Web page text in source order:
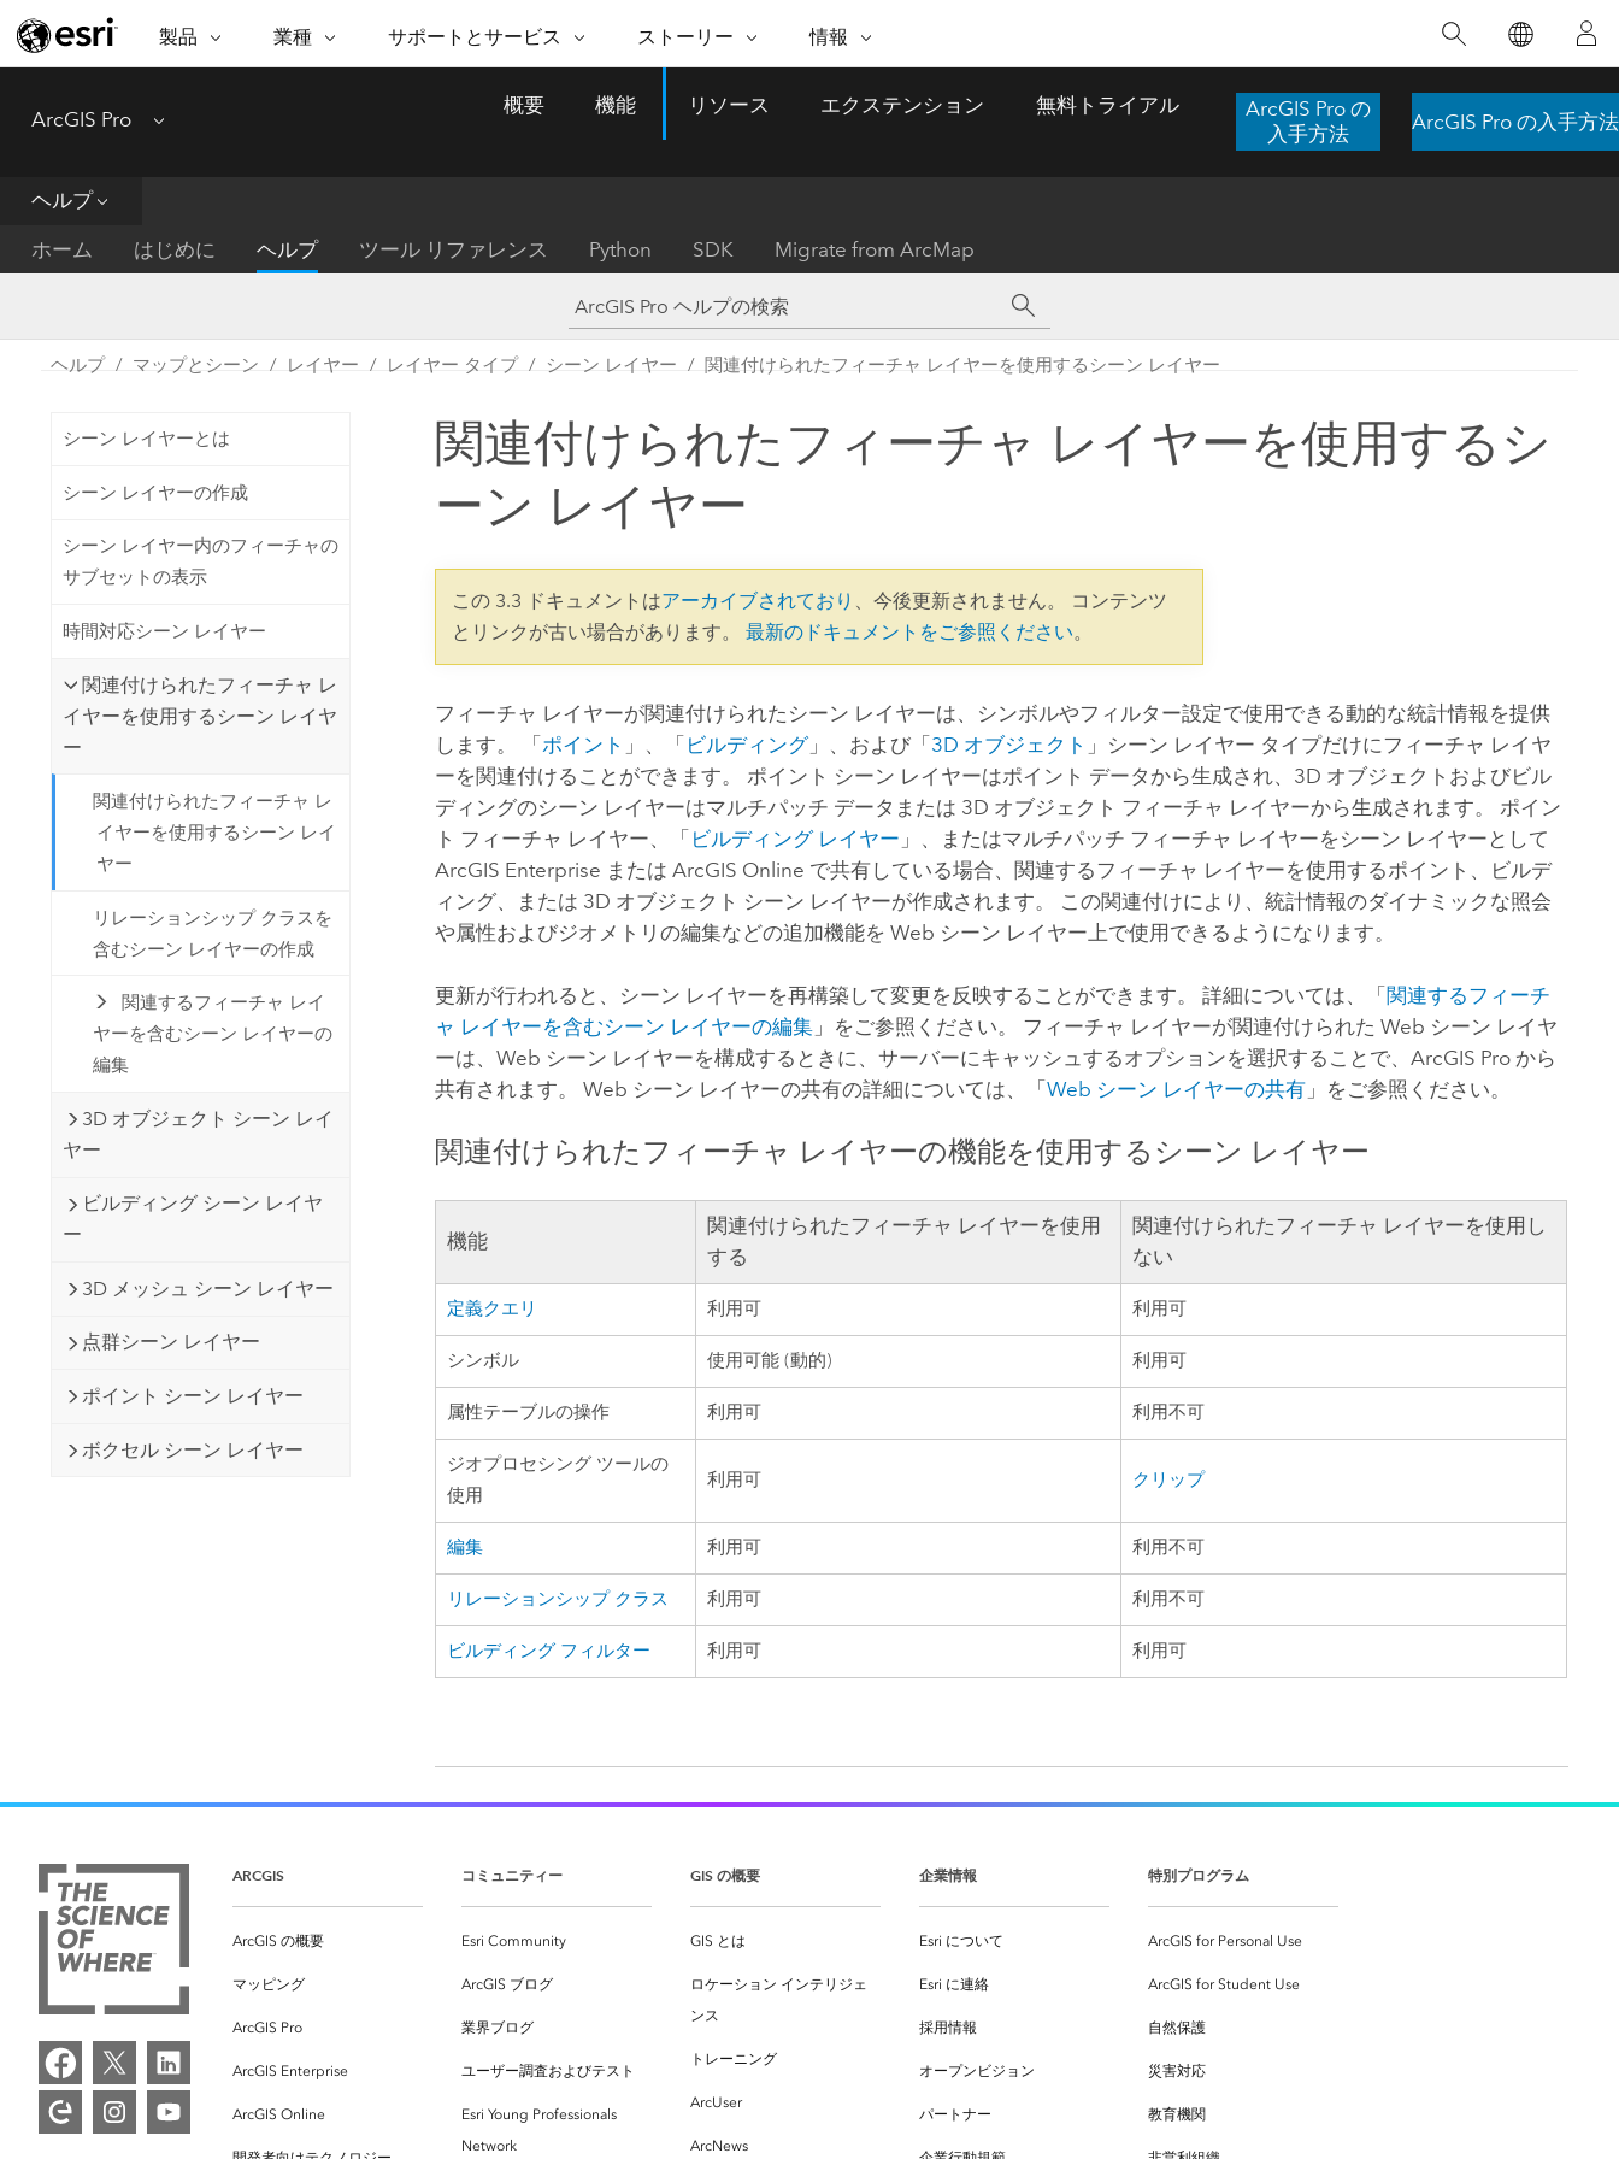
製品
ARCGIS
ArcGIS Online
完全な SaaS マッピング プラット
ArcGIS Pro
ArcGIS Enterprise
テム
開発者向けテクノロジー
マッピング &amp; 空間解析アプリ
すべてのプロダクト
機能
位置情報を分析に活用
空間データの統合、編集、共有
Esri ストア
Esri の ArcGIS 製品
り、マッピング、解析、データ管理に用い
られています。 技術がどのようなものかを
確認したり、ハンズオンのインタラクティ
業種
業種
自然保護
公共エネルギー
自然資源
地方自治体
持続可能な開発
電気通信
交通機関
注目のイニシアティブ
インフラストラクチャ管理
GIS を活用して、最新の強靱で持続可能な未
的アプローチは、インフラストラクチャ プ
ロジェクトが周囲の環境とどのように関連
しているかをリーダーが理解するのに役立
ちます。
サポートとサービス
サポートとサービス セルフサービス
ArcGIS ブログ
ドキュメント
My Esri
せる
は、データのパターンや関係性を明らかに
するために使用される空間統計技術を探索
し、複雑な問題を解決する知見を引き出し
ストーリー
ESRI ストーリー
Esri ブログ
実世界のグローバルな GIS
技術革新
Esri と The Science of Where
ー リーダーの声
ArcNews
業界ニュースと ArcGIS 更
すべてのストーリー
Codex は、30 日間で 17 件の緊急洪水アプ
リケーションを構築し、重要な救助活動を
実現しました。
情報
ESRI について
パートナー
採用情報
メディアおよびアナリスト関
イノベーションへの取り
組み
ーメーション
注目
ArcGIS Pro Menu
概要 機能 リソース エクステンション 無料トライアル
ArcGIS Pro の
入手方法
ArcGIS Pro の入手方法
ヘルプ
ホーム はじめに ヘルプ ツール リファレンス Python SDK Migrate from ArcMap
ヘルプ マップとシーン レイヤー レイヤー タイプ シーン レイヤー 関連付けられたフィーチャ レイヤーを使用するシーン レイヤー
シーン レイヤーとは
シーン レイヤーの作成
シーン レイヤー内のフィーチャの
サブセットの表示
時間対応シーン レイヤー
関連付けられたフィーチャ レ
イヤーを使用するシーン レイヤ
ー
関連付けられたフィーチャ レ
イヤーを使用するシーン レイ
ヤー
リレーションシップ クラスを
含むシーン レイヤーの作成
関連するフィーチャ レイ
ヤーを含むシーン レイヤーの
編集
3D オブジェクト シーン レイ
ヤー
ビルディング シーン レイヤ
ー
3D メッシュ シーン レイヤー
点群シーン レイヤー
ポイント シーン レイヤー
ボクセル シーン レイヤー
関連付けられたフィーチャ レイヤーを使用するシ
ーン レイヤー
この 3.3 ドキュメントはアーカイブされており 、今後更新されません。 コンテンツ
とリンクが古い場合があります。最新のドキュメントをご参照ください。
フィーチャ レイヤーが関連付けられたシーン レイヤーは、シンボルやフィルター設定で使用できる動的な統計情報を提供
します。 「ポイント 」、「 ビルディング」、および「3D オブジェクト 」シーン レイヤー タイプだけにフィーチャ レイヤ
ーを関連付けることができます。 ポイント シーン レイヤーはポイント データから生成され、3D オブジェクトおよびビル
ディングのシーン レイヤーはマルチパッチ データまたは 3D オブジェクト フィーチャ レイヤーから生成されます。 ポイン
ト フィーチャ レイヤー、「 ビルディング レイヤー 」、またはマルチパッチ フィーチャ レイヤーをシーン レイヤーとして
ArcGIS Enterprise またはArcGIS Online で共有している場合、関連するフィーチャ レイヤーを使用するポイント、ビルデ
ィング、または 3D オブジェクト シーン レイヤーが作成されます。 この関連付けにより、統計情報のダイナミックな照会
や属性およびジオメトリの編集などの追加機能を Web シーン レイヤー上で使用できるようになります。
更新が行われると、シーン レイヤーを再構築して変更を反映することができます。 詳細については、「関連するフィーチ
ャ レイヤーを含むシーン レイヤーの編集 」をご参照ください。 フィーチャ レイヤーが関連付けられた Web シーン レイヤ
ーは、Web シーン レイヤーを構成するときに、サーバーにキャッシュするオプションを選択することで、ArcGIS Pro から
共有されます。 Web シーン レイヤーの共有の詳細については、「Web シーン レイヤーの共有 」をご参照ください。
関連付けられたフィーチャ レイヤーの機能を使用するシーン レイヤー
機能
関連付けられたフィーチャ レイヤーを使用
する
関連付けられたフィーチャ レイヤーを使用し
ない
定義クエリ 利用可 利用可
シンボル 使用可能 (動的) 利用可
属性テーブルの操作 利用可 利用不可
ジオプロセシング ツールの
使用
利用可 クリップ
編集 利用可 利用不可
リレーションシップ クラス 利用可 利用不可
ビルディング フィルター 利用可 利用可
ARCGIS
ArcGIS の概要
マッピング
ArcGIS Pro
ArcGIS Enterprise
ArcGIS Online
コミュニティー
Esri Community
ArcGIS ブログ
業界ブログ
ユーザー調査およびテスト
Esri Young Professionals
Network
GIS の概要
GIS とは
ロケーション インテリジェ
ンス
トレーニング
ArcUser
ArcNews
企業情報
Esri について
Esri に連絡
採用情報
オープンビジョン
パートナー
特別プログラム
ArcGIS for Personal Use
ArcGIS for Student Use
自然保護
災害対応
教育機関